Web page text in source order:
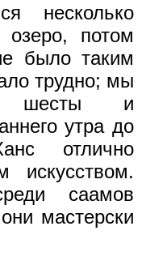
несколько
потом
было таким
трудно; мы
шесты и
утра до
отлично
искусством.
саамов
мастерски